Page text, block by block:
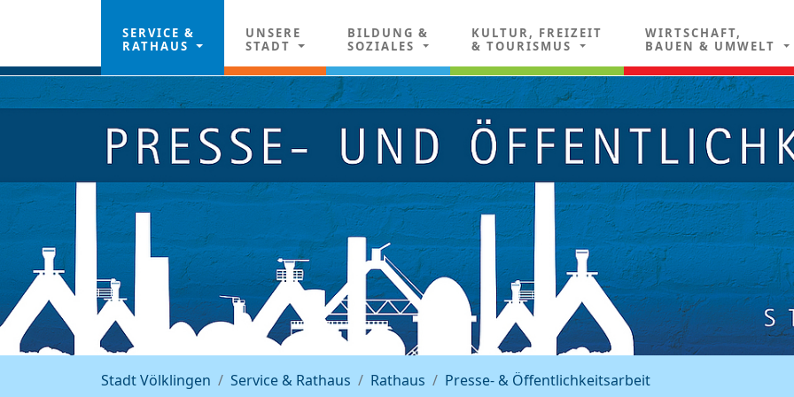
SERVICE &
RATHAUS
UNSERE
STADT
BILDUNG &
SOZIALES
KULTUR, FREIZEIT
& TOURISMUS
WIRTSCHAFT,
BAUEN & UMWELT
Stadt Völklingen Service & Rathaus Rathaus Presse- & Öffentlichkeitsarbeit